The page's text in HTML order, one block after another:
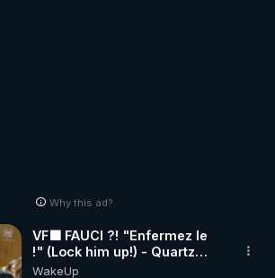
Why this ad?
VF🟩 FAUCI ?! "Enfermez le
!" (Lock him up!) - Quartz
Traduction
WakeUp